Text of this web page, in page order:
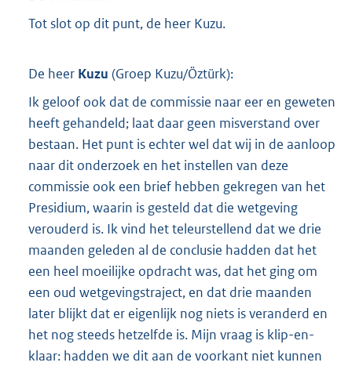
Tot slot op dit punt, de heer Kuzu.
De heer Kuzu (Groep Kuzu/Öztürk):
Ik geloof ook dat de commissie naar eer en geweten
heeft gehandeld; laat daar geen misverstand over
bestaan. Het punt is echter wel dat wij in de aanloop
naar dit onderzoek en het instellen van deze
commissie ook een brief hebben gekregen van het
Presidium, waarin is gesteld dat die wetgeving
verouderd is. Ik vind het teleurstellend dat we drie
maanden geleden al de conclusie hadden dat het
een heel moeilijke opdracht was, dat het ging om
een oud wetgevingstraject, en dat drie maanden
later blijkt dat er eigenlijk nog niets is veranderd en
het nog steeds hetzelfde is. Mijn vraag is klip-en-
klaar: hadden we dit aan de voorkant niet kunnen